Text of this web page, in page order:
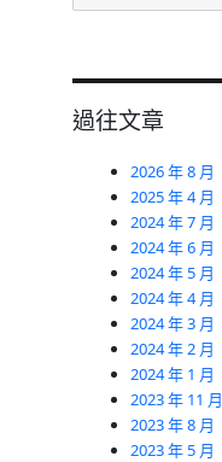
過往文章
2026 年 8 月
2025 年 4 月
2024 年 7 月
2024 年 6 月
2024 年 5 月
2024 年 4 月
2024 年 3 月
2024 年 2 月
2024 年 1 月
2023 年 11 月
2023 年 8 月
2023 年 5 月